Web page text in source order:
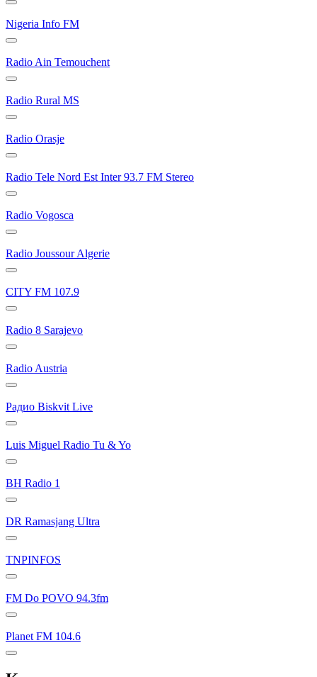
Nigeria Info FM
Radio Ain Temouchent
Radio Rural MS
Radio Orasje
Radio Tele Nord Est Inter 93.7 FM Stereo
Radio Vogosca
Radio Joussour Algerie
CITY FM 107.9
Radio 8 Sarajevo
Radio Austria
Радио Biskvit Live
Luis Miguel Radio Tu & Yo
BH Radio 1
DR Ramasjang Ultra
TNPINFOS
FM Do POVO 94.3fm
Planet FM 104.6